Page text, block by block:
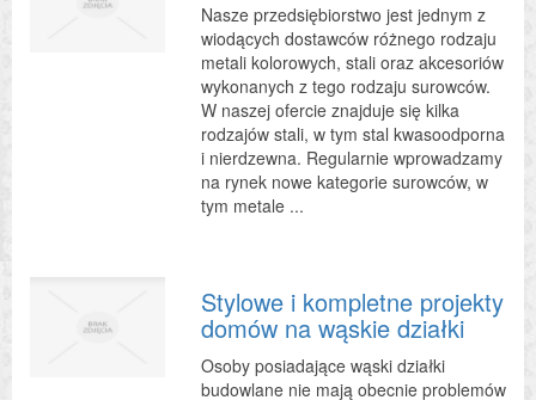
Nasze przedsiębiorstwo jest jednym z
wiodących dostawców różnego rodzaju
metali kolorowych, stali oraz akcesoriów
wykonanych z tego rodzaju surowców.
W naszej ofercie znajduje się kilka
rodzajów stali, w tym stal kwasoodporna
i nierdzewna. Regularnie wprowadzamy
na rynek nowe kategorie surowców, w
tym metale ...
Stylowe i kompletne projekty
domów na wąskie działki
Osoby posiadające wąski działki
budowlane nie mają obecnie problemów